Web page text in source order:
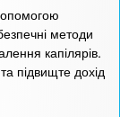
методи
капілярів.
підвищте дохід